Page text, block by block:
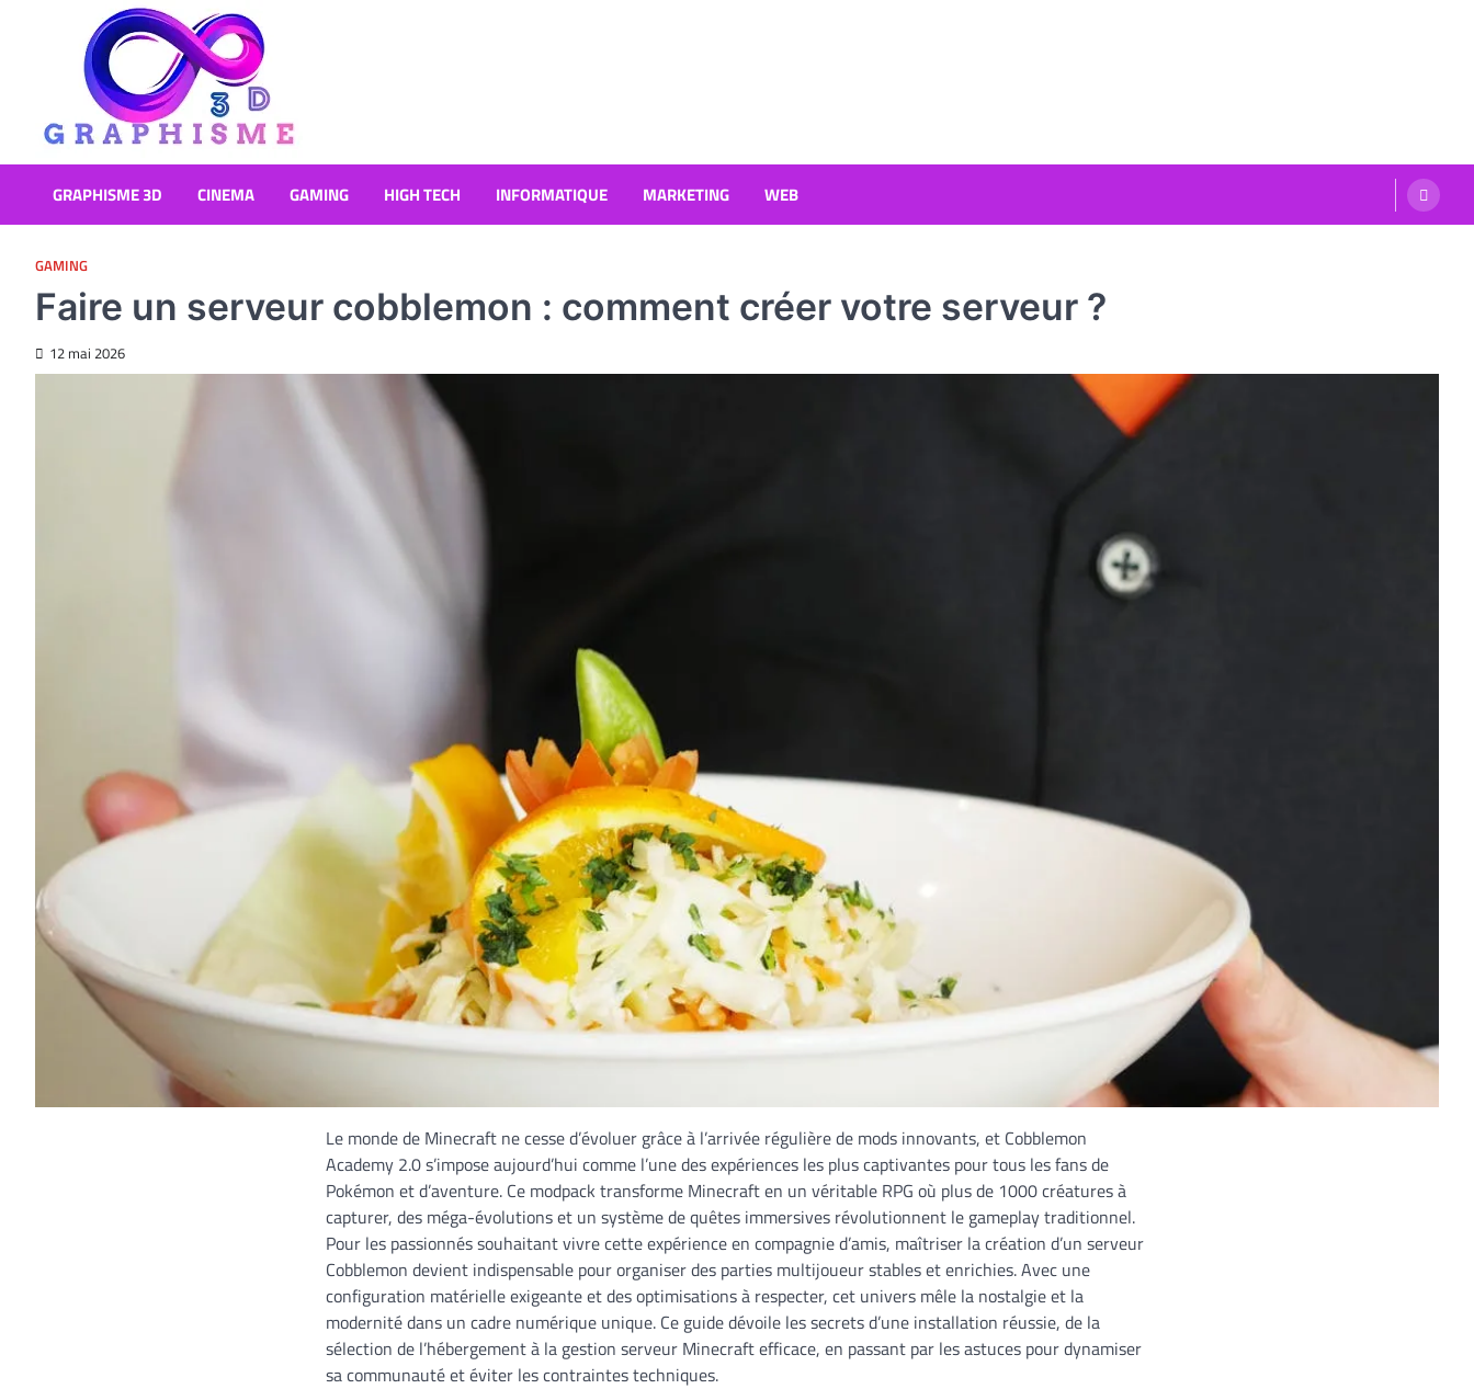
Graphisme 3D
GRAPHISME 3D CINEMA GAMING HIGH TECH INFORMATIQUE MARKETING WEB
GAMING
Faire un serveur cobblemon : comment créer votre serveur ?
12 mai 2026
Le monde de Minecraft ne cesse d’évoluer grâce à l’arrivée régulière de mods innovants, et Cobblemon
Academy 2.0 s’impose aujourd’hui comme l’une des expériences les plus captivantes pour tous les fans de
Pokémon et d’aventure. Ce modpack transforme Minecraft en un véritable RPG où plus de 1000 créatures à
capturer, des méga-évolutions et un système de quêtes immersives révolutionnent le gameplay traditionnel.
Pour les passionnés souhaitant vivre cette expérience en compagnie d’amis, maîtriser la création d’un serveur
Cobblemon devient indispensable pour organiser des parties multijoueur stables et enrichies. Avec une
configuration matérielle exigeante et des optimisations à respecter, cet univers mêle la nostalgie et la
modernité dans un cadre numérique unique. Ce guide dévoile les secrets d’une installation réussie, de la
sélection de l’hébergement à la gestion serveur Minecraft efficace, en passant par les astuces pour dynamiser
sa communauté et éviter les contraintes techniques.